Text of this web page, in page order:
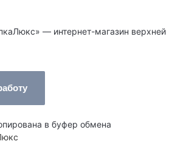
— интернет-магазин верхней
в буфер обмена